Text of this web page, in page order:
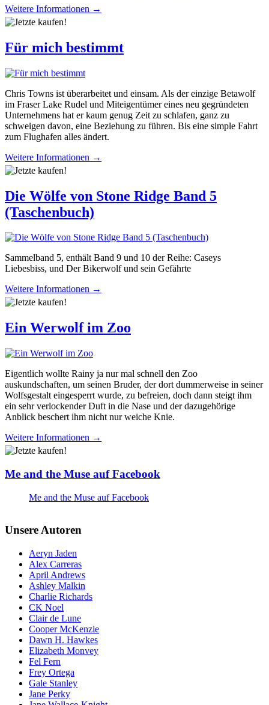
Weitere Informationen →
Für mich bestimmt
Chris Towns ist überarbeitet und einsam. Als der einzige Betawolf
im Fraser Lake Rudel und Miteigentümer eines neu gegründeten
Unternehmens hat er kaum genug Zeit zu schlafen, ganz zu
schweigen davon, eine Beziehung zu führen. Bis eine simple Fahrt
zum Flughafen alles ändert.
Weitere Informationen →
Die Wölfe von Stone Ridge Band 5
(Taschenbuch)
Sammelband 5, enthält Band 9 und 10 der Reihe: Caseys
Liebesbiss, und Der Bikerwolf und sein Gefährte
Weitere Informationen →
Ein Werwolf im Zoo
Eigentlich wollte Rainy ja nur mal schnell den Zoo
auskundschaften, um seinen Bruder, der dort dummerweise in seiner
Wolfsgestalt eingesperrt wurde, zu befreien, doch dann steigt ihm
ein sehr verlockender Duft in die Nase und der dazugehörige
Anblick beschert ihm nicht nur weiche Knie.
Weitere Informationen →
Me and the Muse auf Facebook
Me and the Muse auf Facebook
Unsere Autoren
Aeryn Jaden
Alex Carreras
April Andrews
Ashley Malkin
Charlie Richards
CK Noel
Clair de Lune
Cooper McKenzie
Dawn H. Hawkes
Elizabeth Monvey
Fel Fern
Frey Ortega
Gale Stanley
Jane Perky